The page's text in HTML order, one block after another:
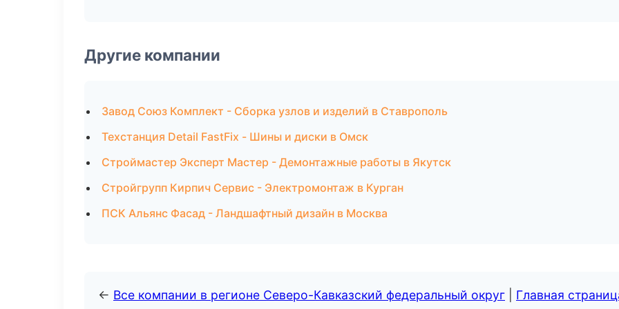
Другие компании
Завод Союз Комплект - Сборка узлов и изделий в Ставрополь
Техстанция Detail FastFix - Шины и диски в Омск
Строймастер Эксперт Мастер - Демонтажные работы в Якутск
Стройгрупп Кирпич Сервис - Электромонтаж в Курган
ПСК Альянс Фасад - Ландшафтный дизайн в Москва
← Все компании в регионе Северо-Кавказский федеральный округ Главная